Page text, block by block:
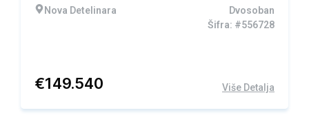
Nova Detelinara
Dvosoban
Šifra: #556728
€149.540 Više Detalja